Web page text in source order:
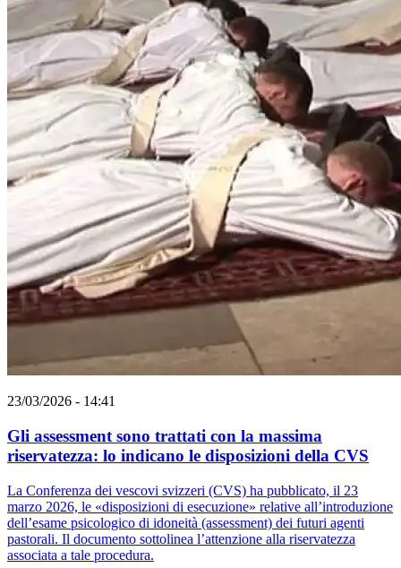
23/03/2026 - 14:41
Gli assessment sono trattati con la massima
riservatezza: lo indicano le disposizioni della CVS
La Conferenza dei vescovi svizzeri (CVS) ha pubblicato, il 23
marzo 2026, le «disposizioni di esecuzione» relative all’introduzione
dell’esame psicologico di idoneità (assessment) dei futuri agenti
pastorali. Il documento sottolinea l’attenzione alla riservatezza
associata a tale procedura.